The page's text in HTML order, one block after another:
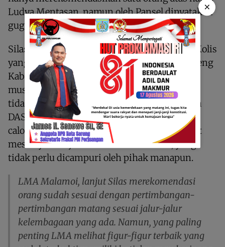
Ludya Mentasan, namun oleh Pansel dinyatakan
gugur.
Silas juga mengklarifikasi pernyataan Yefta Kolis
yang menyebut kandidat yang lolos dari Dapeng
Kabupaten Sorong tidak lahir dari proses
musyawarah adat. Menurutnya hal itu sangat
tidak berdasar karena keluar dari mulut ketua
DAS. Padahal rekomendasi yang dikantongi
calon berasal dari LMA, sehingga hal tersebut
mestinya menjadi ranah internal LMA, yang
tidak perlu dicampuri oleh pihak manapun.
LMA Malamoi, lanjut Silas merekomendasi
orang sudah sesuai dengan pertimbangan-
pertimbangan matang sesuai jalur-jalur
kelembagaan yang ada. Namun, yang paling
penting LMA melihat figur-figur terbaik yang
×